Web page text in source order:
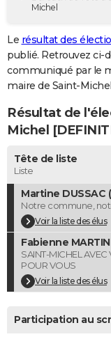
Destinations
City break
Voyage nature
Voyage de noces
Forum
GUIDES D'ACHAT
BONS PLANS
Carte de Noël
Carte Bonne année
Carte Saint-Valentin
Carte Pâques
Carte d'anniversaire
DICTIONNAIRE
Dictionnaire
Biographies
Citations
Expressions
Proverbes
PROGRAMME TV
COPAINS D'AVANT
S'inscrire
Se connecter
Lycées
Collèges
Primaires
Universités
Entreprises
Service militaire
Avis de recherche
AVIS DE DÉCÈS
FORUM
Bricolage
Lifestyle
Culture
Sport
Auto
Television
Voyage
Cinema
Michel
Le résultat des
publié. Retrouvez ci-
communiqué par le
maire de Saint-
Résultat de
Michel
Tête de liste
Liste
Martine DUSSAC
Notre commune,
Voir la liste des élus
Fabienne
SAINT-MICHEL AVEC
POUR VOUS
Voir la liste des élus
Participation au